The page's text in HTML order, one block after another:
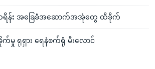
န်း အခြေခံအဆောက်အအုံတွေ ထိခိုက်
မှု ရုရှား ရေနံစက်ရုံ မီးလောင်